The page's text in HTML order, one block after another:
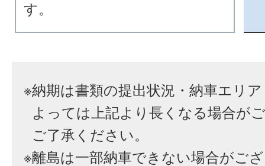
す。
※納期は書類の提出状況・納車エリ
よっては上記より長くなる場合が
ご了承ください。
※離島は一部納車できない場合がご